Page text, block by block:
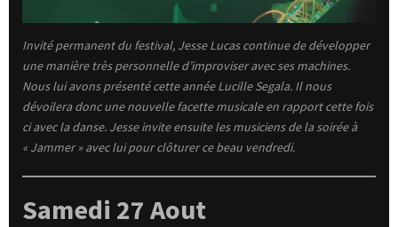
Invité permanent du festival, Jesse Lucas continue de développer
une manière très personnelle d’improviser avec ses machines.
Nous lui avons présenté cette année Lucille Segala. Il nous
dévoilera donc une nouvelle facette musicale en rapport cette fois
ci avec la danse. Jesse invite ensuite les musiciens de la soirée à
« Jammer » avec lui pour clôturer ce beau vendredi.
Samedi 27 Aout